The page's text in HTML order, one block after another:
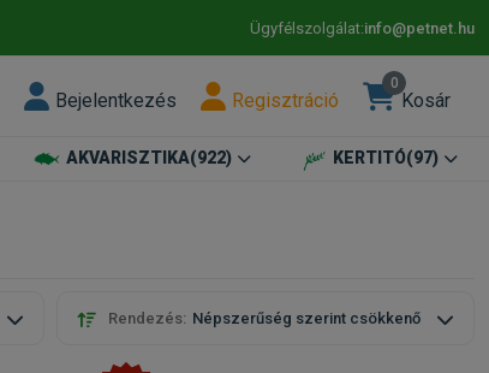
Ügyfélszolgálat:info@petnet.hu
Bejelentkezés Regisztráció
0
Kosár
AKVARISZTIKA(922) KERTITÓ(97)
Rendezés: Népszerűség szerint csökkenő